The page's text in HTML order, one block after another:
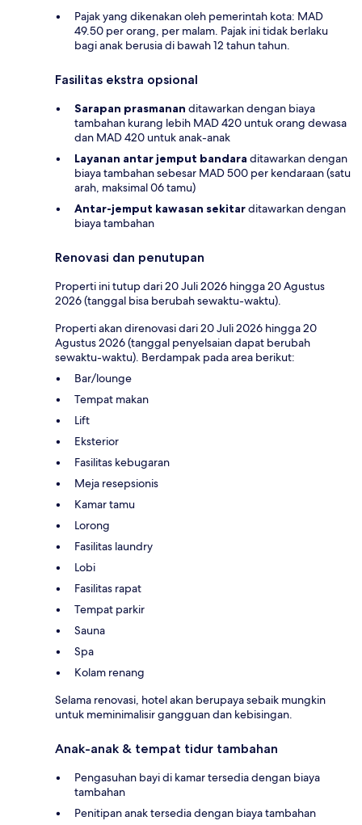
Pajak yang dikenakan oleh pemerintah kota: MAD
49.50 per orang, per malam. Pajak ini tidak berlaku
bagi anak berusia di bawah 12 tahun tahun.
Fasilitas ekstra opsional
Sarapan prasmanan ditawarkan dengan biaya
tambahan kurang lebih MAD 420 untuk orang dewasa
dan MAD 420 untuk anak-anak
Layanan antar jemput bandara ditawarkan dengan
biaya tambahan sebesar MAD 500 per kendaraan (satu
arah, maksimal 06 tamu)
Antar-jemput kawasan sekitarditawarkan dengan
biaya tambahan
Renovasi dan penutupan
Properti ini tutup dari 20 Juli 2026 hingga 20 Agustus
2026 (tanggal bisa berubah sewaktu-waktu).
Properti akan direnovasi dari 20 Juli 2026 hingga 20
Agustus 2026 (tanggal penyelsaian dapat berubah
sewaktu-waktu). Berdampak pada area berikut:
Bar/lounge
Tempat makan
Lift
Eksterior
Fasilitas kebugaran
Meja resepsionis
Kamar tamu
Lorong
Fasilitas laundry
Lobi
Fasilitas rapat
Tempat parkir
Sauna
Spa
Kolam renang
Selama renovasi, hotel akan berupaya sebaik mungkin
untuk meminimalisir gangguan dan kebisingan.
Anak-anak & tempat tidur tambahan
Pengasuhan bayi di kamar tersedia dengan biaya
tambahan
Penitipan anak tersedia dengan biaya tambahan